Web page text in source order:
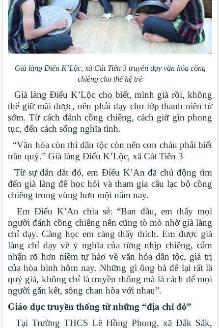
Già làng Điểu K’Lộc, xã Cát Tiên 3 truyền dạy văn hóa cồng
chiêng cho thế hệ trẻ
Già làng Điểu K’Lộc cho biết, mình già rồi, không
thể giữ mãi được, nên phải dạy cho lớp thanh niên từ
sớm. Từ cách đánh cồng chiêng, cách giữ gìn phong
tục, đến cách sống nghĩa tình.
“Văn hóa còn thì dân tộc còn nên con cháu phải biết
trân quý.” Già làng Điểu K’Lộc, xã Cát Tiên 3
Từ sự dẫn dắt đó, em Điểu K’An đã chủ động tìm
đến già làng để học hỏi và tham gia câu lạc bộ cồng
chiêng trong vùng hơn một năm nay.
Em Điểu K’An chia sẻ: “Ban đầu, em thấy mọi
người đánh cồng chiêng nên cũng tò mò nhờ già làng
chỉ dạy. Càng học em càng thấy thích. Em được già
làng chỉ dạy về ý nghĩa của từng nhịp chiêng, cảm
nhận rõ hơn niềm tự hào về văn hóa dân tộc, giá trị
của hòa bình hôm nay. Những gì ông bà để lại rất là
quý giá, không chỉ là truyền thống mà là cách để mọi
người gắn kết, sống chan hòa với nhau”.
Giáo dục truyền thống từ những “địa chỉ đỏ”
Tại Trường THCS Lê Hồng Phong, xã Đắk Sắk,